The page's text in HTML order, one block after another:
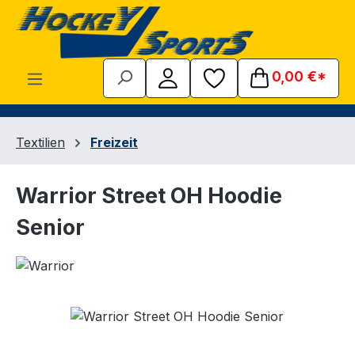
Zum Hauptinhalt springen
0,00 €*
Textilien Freizeit
Warrior Street OH Hoodie
Senior
Bildergalerie überspringen